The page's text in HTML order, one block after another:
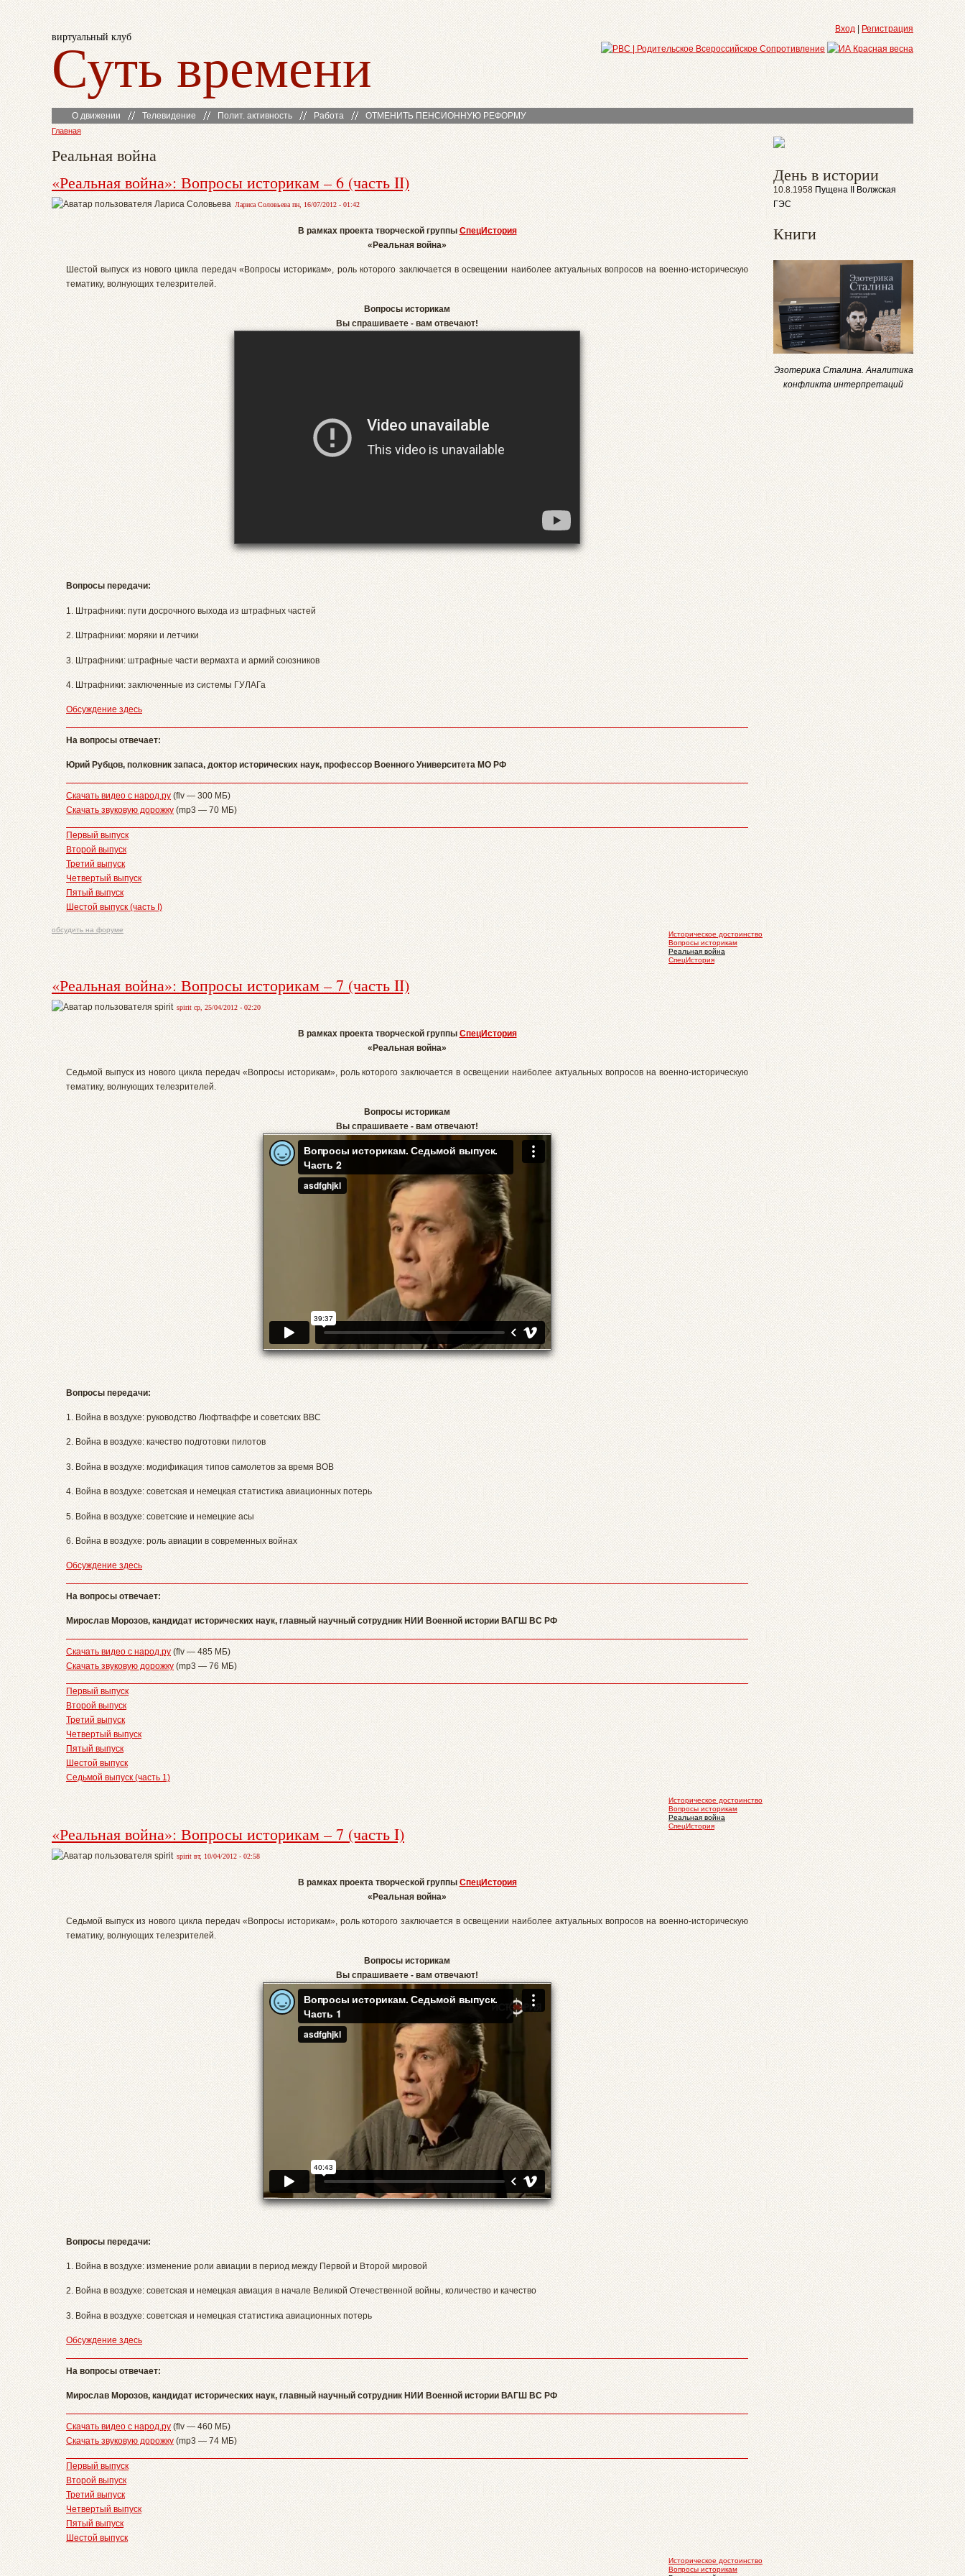
виртуальный клуб
Суть времени
Вход Регистрация
О движении Телевидение Полит. активность Работа ОТМЕНИТЬ ПЕНСИОННУЮ РЕФОРМУ
Главная
Реальная война
«Реальная война»: Вопросы историкам – 6 (часть II)
Лариса Соловьева пн, 16/07/2012 - 01:42
В рамках проекта творческой группы СпецИстория
«Реальная война»
Шестой выпуск из нового цикла передач «Вопросы историкам», роль которого заключается в освещении наиболее актуальных вопросов на военно-историческую
тематику, волнующих телезрителей.
Вопросы историкам
Вы спрашиваете - вам отвечают!
Вопросы передачи:
1. Штрафники: пути досрочного выхода из штрафных частей
2. Штрафники: моряки и летчики
3. Штрафники: штрафные части вермахта и армий союзников
4. Штрафники: заключенные из системы ГУЛАГа
Обсуждение здесь
На вопросы отвечает:
Юрий Рубцов, полковник запаса, доктор исторических наук, профессор Военного Университета МО РФ
Скачать видео с народ.ру (flv — 300 МБ)
Скачать звуковую дорожку (mp3 — 70 МБ)
Первый выпуск
Второй выпуск
Третий выпуск
Четвертый выпуск
Пятый выпуск
Шестой выпуск (часть I)
Историческое достоинство
Вопросы историкам
Реальная война
СпецИстория
обсудить на форуме
«Реальная война»: Вопросы историкам – 7 (часть II)
spirit ср, 25/04/2012 - 02:20
В рамках проекта творческой группы СпецИстория
«Реальная война»
Седьмой выпуск из нового цикла передач «Вопросы историкам», роль которого заключается в освещении наиболее актуальных вопросов на военно-историческую
тематику, волнующих телезрителей.
Вопросы историкам
Вы спрашиваете - вам отвечают!
Вопросы передачи:
1. Война в воздухе: руководство Люфтваффе и советских ВВС
2. Война в воздухе: качество подготовки пилотов
3. Война в воздухе: модификация типов самолетов за время ВОВ
4. Война в воздухе: советская и немецкая статистика авиационных потерь
5. Война в воздухе: советские и немецкие асы
6. Война в воздухе: роль авиации в современных войнах
Обсуждение здесь
На вопросы отвечает:
Мирослав Морозов, кандидат исторических наук, главный научный сотрудник НИИ Военной истории ВАГШ ВС РФ
Скачать видео с народ.ру (flv — 485 МБ)
Скачать звуковую дорожку (mp3 — 76 МБ)
Первый выпуск
Второй выпуск
Третий выпуск
Четвертый выпуск
Пятый выпуск
Шестой выпуск
Седьмой выпуск (часть 1)
Историческое достоинство
Вопросы историкам
Реальная война
СпецИстория
«Реальная война»: Вопросы историкам – 7 (часть I)
spirit вт, 10/04/2012 - 02:58
В рамках проекта творческой группы СпецИстория
«Реальная война»
Седьмой выпуск из нового цикла передач «Вопросы историкам», роль которого заключается в освещении наиболее актуальных вопросов на военно-историческую
тематику, волнующих телезрителей.
Вопросы историкам
Вы спрашиваете - вам отвечают!
Вопросы передачи:
1. Война в воздухе: изменение роли авиации в период между Первой и Второй мировой
2. Война в воздухе: советская и немецкая авиация в начале Великой Отечественной войны, количество и качество
3. Война в воздухе: советская и немецкая статистика авиационных потерь
Обсуждение здесь
На вопросы отвечает:
Мирослав Морозов, кандидат исторических наук, главный научный сотрудник НИИ Военной истории ВАГШ ВС РФ
Скачать видео с народ.ру(flv — 460 МБ)
Скачать звуковую дорожку (mp3 — 74 МБ)
Первый выпуск
Второй выпуск
Третий выпуск
Четвертый выпуск
Пятый выпуск
Шестой выпуск
Историческое достоинство
Вопросы историкам
День в истории
10.8.1958 Пущена II Волжская
ГЭС
Книги
Эзотерика Сталина. Аналитика
конфликта интерпретаций